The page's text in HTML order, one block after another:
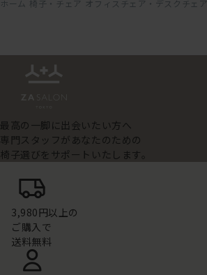
ホーム 椅子・チェア オフィスチェア・デスクチェア
最高の一脚に出会いたい方へ
専門スタッフがあなたのための
椅子選びをサポートいたします。
3,980円以上の
ご購入で
送料無料